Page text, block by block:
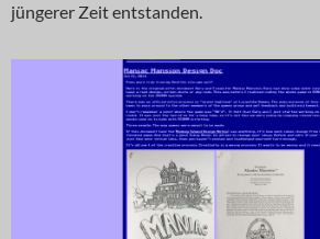
jüngerer Zeit entstanden.